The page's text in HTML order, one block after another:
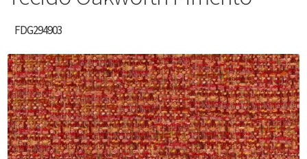
FDG294903